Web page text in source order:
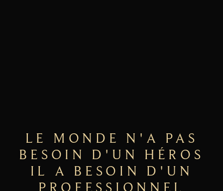
LE MONDE N'A PAS
BESOIN D'UN HÉROS
IL A BESOIN D'UN
PROFESSIONNEL